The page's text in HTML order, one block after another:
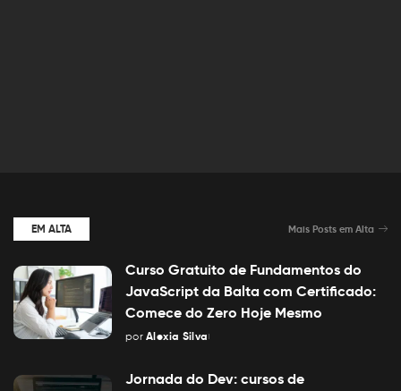
EM ALTA Mais Posts em Alta
Curso Gratuito de Fundamentos do
JavaScript da Balta com Certificado:
Comece do Zero Hoje Mesmo
Posted
por Alexia Silva
Jornada do Dev: cursos de